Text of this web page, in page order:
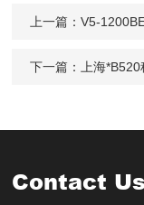
上一篇：V5-
下一篇： 上海
Contact Us